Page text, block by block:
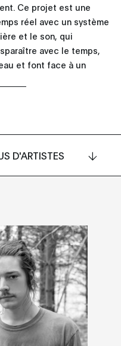
Ce projet est une
réel avec un système
et le son, qui
avec le temps,
et font face à un
D'ARTISTES